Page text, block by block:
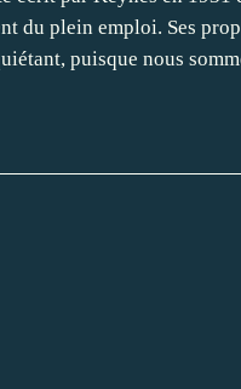
du plein emploi. Ses
puisque nous